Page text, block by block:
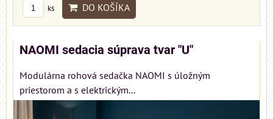
ks DO KOŠÍKA
NAOMI sedacia súprava tvar "U"
Modulárna rohová sedačka NAOMI s úložným
priestorom a s elektrickým...